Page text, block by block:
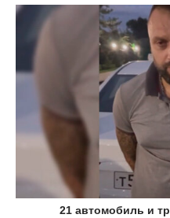
21 автомобиль и